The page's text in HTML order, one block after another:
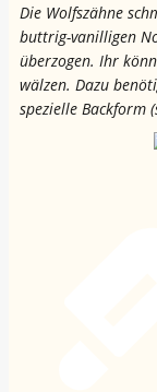
Die Wolfszähne
buttrig-vanilligen
überzogen. Ihr
wälzen. Dazu
spezielle Backform